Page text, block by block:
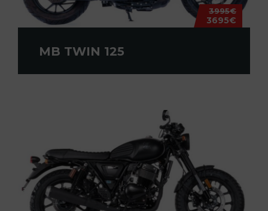
3995€
3695€
MB TWIN 125